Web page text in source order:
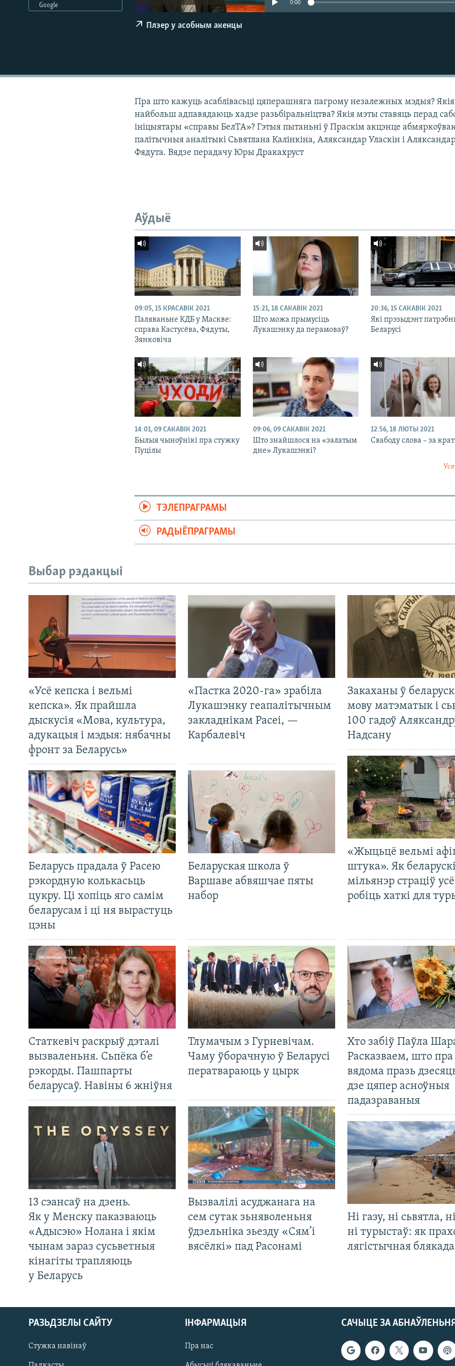
0:00
Плэер у асобным акенцы
Google
Пра што кажуць асаблівасьці цяперашняга пагрому незалежных мэдыя? Якія
найбольш адпавядаюць хадзе разьбіральніцтва? Якія мэты ставяць перад
ініцыятары «справы БелТА»? Гэтыя пытаньні ў Праскім акцэнце
палітычныя аналітыкі Сьвятлана Калінкіна, Аляксандар Уласкін і
Фядута. Вядзе перадачу Юры Дракахруст
Аўдыё
09:05, 15 КРАСАВІК 2021
Паляваньне КДБ у Маскве:
справа Кастусёва, Фядуты,
Зянковіча
15:21, 18 САКАВІК 2021
Што можа прымусіць
Лукашэнку да перамоваў?
20:36, 15 САКАВІК 2021
Які прэзыдэнт
Беларусі
14:01, 09 САКАВІК 2021
Былыя чыноўнікі пра стужку
Пуцілы
09:06, 09 САКАВІК 2021
Што знайшлося на «залатым
дне» Лукашэнкі?
12:56, 18 ЛЮТЫ 2021
Свабоду слова – за
ТЭЛЕПРАГРАМЫ
РАДЫЁПРАГРАМЫ
Выбар рэдакцыі
«Усё кепска і вельмі
кепска». Як прайшла
дыскусія «Мова, культура,
адукацыя і мэдыя: нябачны
фронт за Беларусь»
«Пастка 2020-га» зрабіла
Лукашэнку геапалітычным
закладнікам Расеі, —
Карбалевіч
Беларусь прадала ў Расею
рэкордную колькасьць
цукру. Ці хопіць яго самім
беларусам і ці ня вырастуць
цэны
Беларуская школа ў
Варшаве абвяшчае пяты
набор
Статкевіч раскрыў дэталі
вызваленьня. Сьпёка б’е
рэкорды. Пашпарты
беларусаў. Навіны 6 жніўня
Тлумачым з Гурневічам.
Чаму ўборачную ў Беларусі
ператвараюць у цырк
13 сэансаў на дзень.
Як у Менску паказваюць
«Адысэю» Нолана і якім
чынам зараз сусьветныя
кінагіты трапляюць
у Беларусь
Вызвалілі асуджанага на
сем сутак зьняволеньня
ўдзельніка зьезду «Сям’і
вясёлкі» пад Расонамі
Закаханы ў
мову матэматык і
100 гадоў
Надсану
«Жыцьцё вельмі
штука». Як
мільянэр страціў
робіць хаткі для
Хто забіў Паўла
Расказваем, што пра
вядома празь
дзе цяпер асноўныя
падазраваныя
Ні газу, ні сьвятла,
ні турыстаў: як
лягістычная
САЧЫЦЕ ЗА
РАЗЬДЗЕЛЫ САЙТУ
Стужка навінаў
ІНФАРМАЦЫЯ
Пра нас